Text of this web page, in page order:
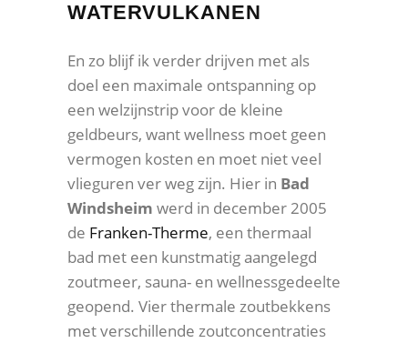
WATERVULKANEN
En zo blijf ik verder drijven met als
doel een maximale ontspanning op
een welzijnstrip voor de kleine
geldbeurs, want wellness moet geen
vermogen kosten en moet niet veel
vlieguren ver weg zijn. Hier in Bad
Windsheim werd in december 2005
de Franken-Therme, een thermaal
bad met een kunstmatig aangelegd
zoutmeer, sauna- en wellnessgedeelte
geopend. Vier thermale zoutbekkens
met verschillende zoutconcentraties